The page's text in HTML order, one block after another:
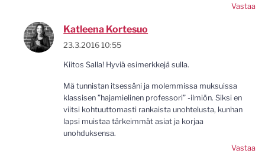
Vastaa
Katleena Kortesuo
23.3.2016 10:55
Kiitos Salla! Hyviä esimerkkejä sulla.
Mä tunnistan itsessäni ja molemmissa muksuissa
klassisen ”hajamielinen professori” -ilmiön. Siksi en
viitsi kohtuuttomasti rankaista unohtelusta, kunhan
lapsi muistaa tärkeimmät asiat ja korjaa
unohduksensa.
Vastaa